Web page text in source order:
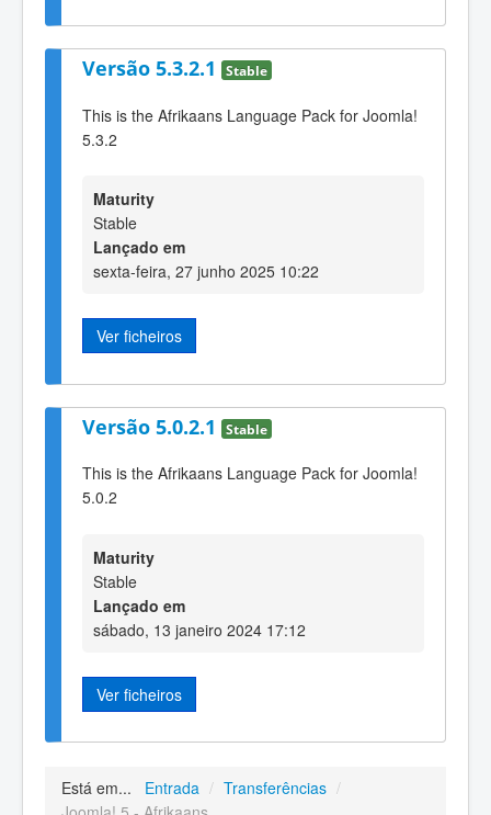
Versão 5.3.2.1 Stable
This is the Afrikaans Language Pack for Joomla!
5.3.2
Maturity
Stable
Lançado em
sexta-feira, 27 junho 2025 10:22
Ver ficheiros
Versão 5.0.2.1 Stable
This is the Afrikaans Language Pack for Joomla!
5.0.2
Maturity
Stable
Lançado em
sábado, 13 janeiro 2024 17:12
Ver ficheiros
Está em... Entrada / Transferências /